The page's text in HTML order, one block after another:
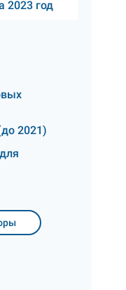
2023 год
2021)